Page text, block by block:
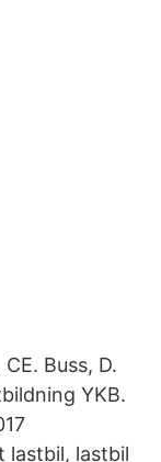
Buss, D.
YKB.
lastbil, lastbil